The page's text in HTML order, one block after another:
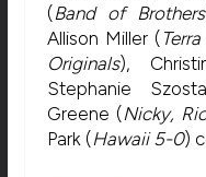
(Band of Brothers
Allison Miller (
Originals),
Stephanie
Greene (Nicky,
Park (Hawaii 5-0)